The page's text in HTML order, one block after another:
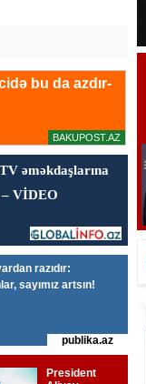
faciəvi şəkildə öldü